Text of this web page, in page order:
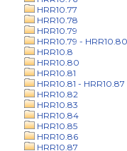
HRR10.77
HRR10.78
HRR10.79
HRR10.79 - HRR10.80
HRR10.8
HRR10.80
HRR10.81
HRR10.81 - HRR10.87
HRR10.82
HRR10.83
HRR10.84
HRR10.85
HRR10.86
HRR10.87